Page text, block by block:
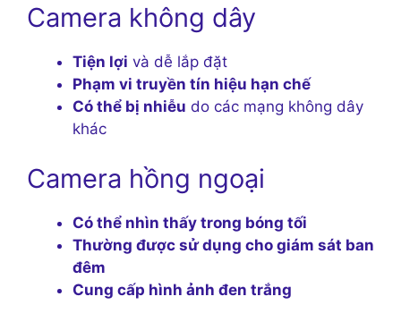
Camera không dây
Tiện lợi và dễ lắp đặt
Phạm vi truyền tín hiệu hạn chế
Có thể bị nhiễu do các mạng không dây
khác
Camera hồng ngoại
Có thể nhìn thấy trong bóng tối
Thường được sử dụng cho giám sát ban
đêm
Cung cấp hình ảnh đen trắng